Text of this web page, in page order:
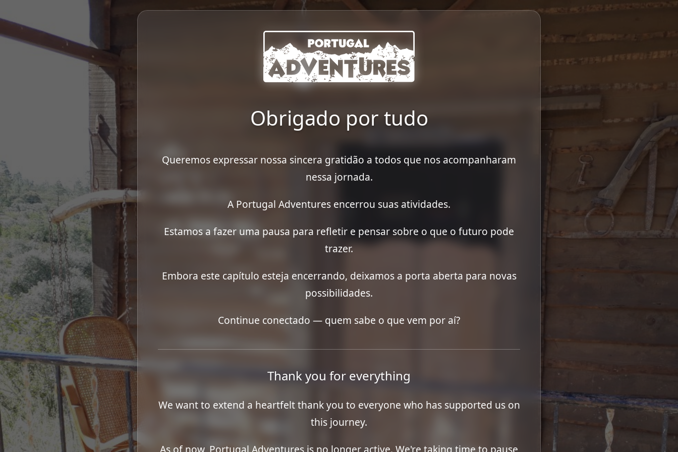
Obrigado por tudo
Queremos expressar nossa sincera gratidão a todos que nos acompanharam
nessa jornada.
A Portugal Adventures encerrou suas atividades.
Estamos a fazer uma pausa para refletir e pensar sobre o que o futuro pode
trazer.
Embora este capítulo esteja encerrando, deixamos a porta aberta para novas
possibilidades.
Continue conectado — quem sabe o que vem por aí?
Thank you for everything
We want to extend a heartfelt thank you to everyone who has supported us on
this journey.
As of now, Portugal Adventures is no longer active. We're taking time to pause